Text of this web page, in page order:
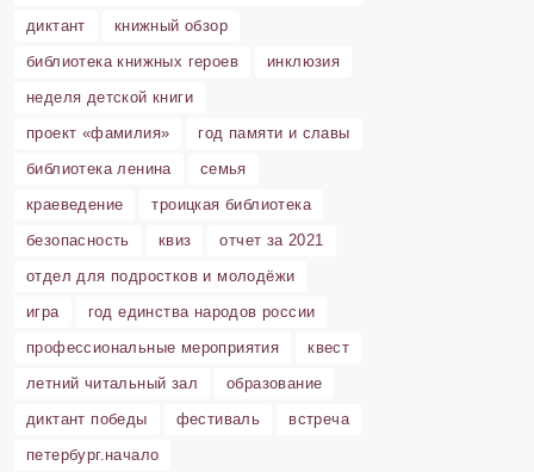
диктант
книжный обзор
библиотека книжных героев
инклюзия
неделя детской книги
проект «фамилия»
год памяти и славы
библиотека ленина
семья
краеведение
троицкая библиотека
безопасность
квиз
отчет за 2021
отдел для подростков и молодёжи
игра
год единства народов россии
профессиональные мероприятия
квест
летний читальный зал
образование
диктант победы
фестиваль
встреча
петербург.начало